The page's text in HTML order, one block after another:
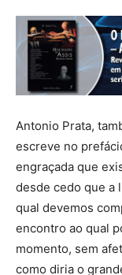
Antonio Prata,
escreve no
engraçada que
desde cedo que a
qual devemos
encontro ao qual
momento, sem
como diria o